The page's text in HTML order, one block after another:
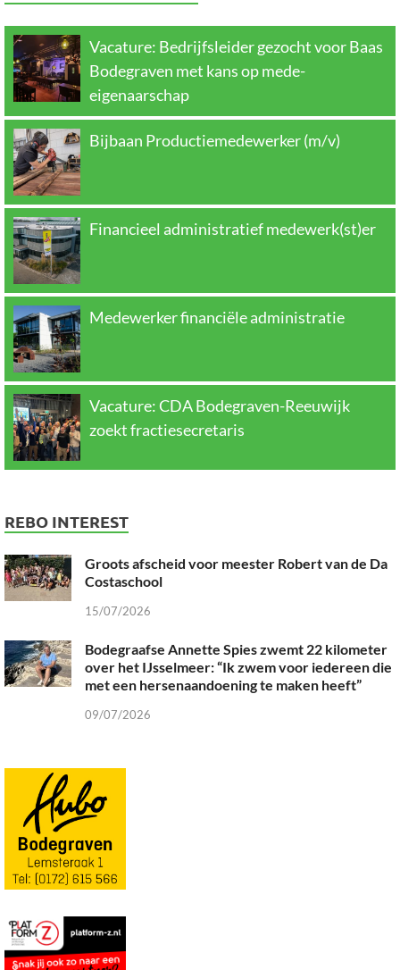
Vacature: Bedrijfsleider gezocht voor Baas
Bodegraven met kans op mede-
eigenaarschap
Bijbaan Productiemedewerker (m/v)
Financieel administratief medewerk(st)er
Medewerker financiële administratie
Vacature: CDA Bodegraven-Reeuwijk
zoekt fractiesecretaris
REBO INTEREST
Groots afscheid voor meester Robert van de Da
Costaschool
15/07/2026
Bodegraafse Annette Spies zwemt 22 kilometer
over het IJsselmeer: “Ik zwem voor iedereen die
met een hersenaandoening te maken heeft”
09/07/2026